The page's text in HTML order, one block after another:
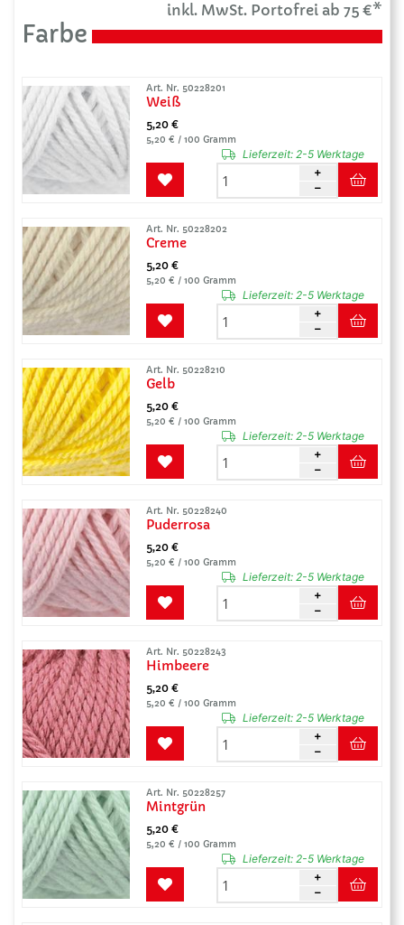
inkl. MwSt. Portofrei ab 75 €*
Farbe
Art. Nr. 50228201
Weiß
5,20 €
5,20 € / 100 Gramm
Lieferzeit:2-5 Werktage
Art. Nr. 50228202
Creme
5,20 €
5,20 € / 100 Gramm
Lieferzeit:2-5 Werktage
Art. Nr. 50228210
Gelb
5,20 €
5,20 € / 100 Gramm
Lieferzeit:2-5 Werktage
Art. Nr. 50228240
Puderrosa
5,20 €
5,20 € / 100 Gramm
Lieferzeit:2-5 Werktage
Art. Nr. 50228243
Himbeere
5,20 €
5,20 € / 100 Gramm
Lieferzeit:2-5 Werktage
Art. Nr. 50228257
Mintgrün
5,20 €
5,20 € / 100 Gramm
Lieferzeit:2-5 Werktage